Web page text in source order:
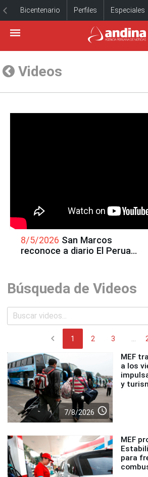
Bicentenario Perfiles Especiales
Videos
8/5/2026 San Marcos
reconoce a diario El Peruano
Búsqueda de Videos
chevron_left 1 2 3
7/8/2026 access_time
MEF
a los
y
MEF
para